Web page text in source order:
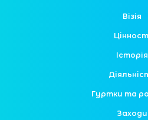
Візія
Історія
Гуртки та
Заходи